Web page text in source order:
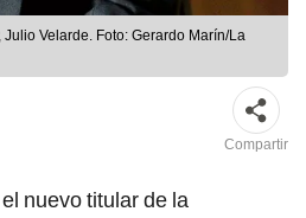
Velarde. Foto: Gerardo Marín/La
Compartir
nuevo titular de la